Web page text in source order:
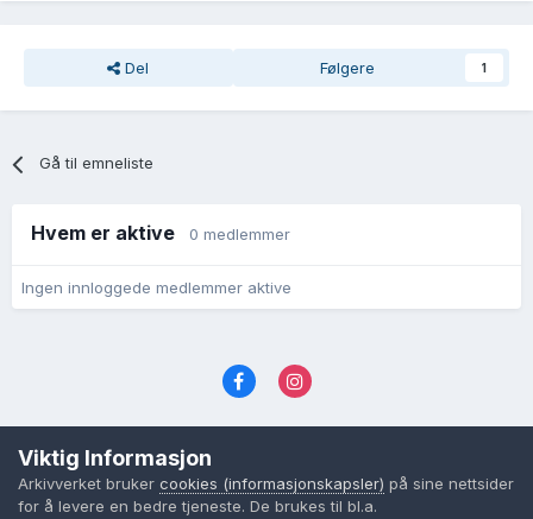
Del Følgere 1
Gå til emneliste
Hvem er aktive 0 medlemmer
Ingen innloggede medlemmer aktive
Cookies (informasjonskapsler)
Powered by Invision Community
Viktig Informasjon
Arkivverket bruker cookies (informasjonskapsler) på sine nettsider
for å levere en bedre tjeneste. De brukes til bl.a.